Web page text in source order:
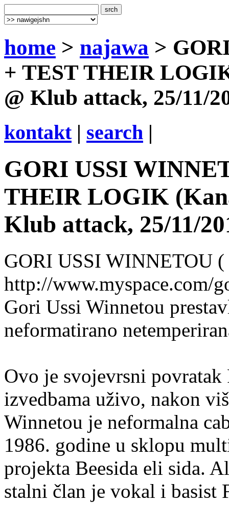
home > najawa >
+ TEST THEIR
@ Klub attack, 25/11/
kontakt| search |
GORI USSI
THEIR LOGIK
Klub attack, 25/11/
GORI USSI WINNETOU (
http://www.myspace.com/
Gori Ussi Winnetou
neformatirano
Ovo je svojevrsni
izvedbama uživo, nakon
Winnetou je neformalna
1986. godine u sklopu
projekta Beesida eli sida.
stalni član je vokal i basist